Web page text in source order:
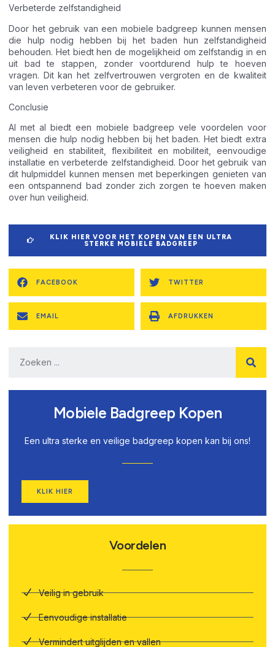
Verbeterde zelfstandigheid
Door het gebruik van een mobiele badgreep kunnen mensen
die hulp nodig hebben bij het baden hun zelfstandigheid
behouden. Het biedt hen de mogelijkheid om zelfstandig in en
uit bad te stappen, zonder voortdurend hulp te hoeven
vragen. Dit kan het zelfvertrouwen vergroten en de kwaliteit
van leven verbeteren voor de gebruiker.
Conclusie
Al met al biedt een mobiele badgreep vele voordelen voor
mensen die hulp nodig hebben bij het baden. Het biedt extra
veiligheid en stabiliteit, flexibiliteit en mobiliteit, eenvoudige
installatie en verbeterde zelfstandigheid. Door het gebruik van
dit hulpmiddel kunnen mensen met beperkingen genieten van
een ontspannend bad zonder zich zorgen te hoeven maken
over hun veiligheid.
KLIK HIER VOOR HET KOPEN VAN EEN ULTRA
STERKE MOBIELE BADGREEP
FACEBOOK TWITTER
EMAIL AFDRUKKEN
Mobiele Badgreep Kopen
Een ultra sterke en veilige badgreep kopen kan bij ons!
KLIK HIER
Voordelen
Veilig in gebruik
Eenvoudige installatie
Vermindert uitglijden en vallen